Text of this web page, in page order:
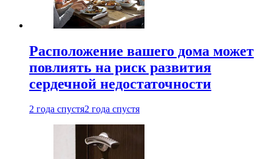
Расположение вашего дома может
повлиять на риск развития
сердечной недостаточности
2 года спустя2 года спустя